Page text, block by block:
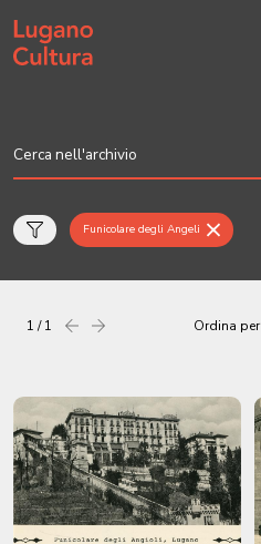
Home page
Funicolare degli Angeli
1 / 1 Precedentesuccessiva Ordina per